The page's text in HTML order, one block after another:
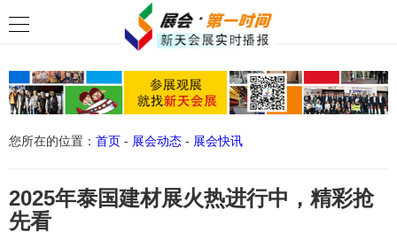
您所在的位置： 首页 - 展会动态 - 展会快讯
2025年泰国建材展火热进行中，精彩抢
先看